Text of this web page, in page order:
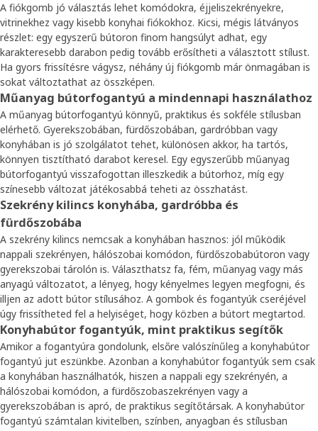
A fiókgomb jó választás lehet komódokra, éjjeliszekrényekre,
vitrinekhez vagy kisebb konyhai fiókokhoz. Kicsi, mégis látványos
részlet: egy egyszerű bútoron finom hangsúlyt adhat, egy
karakteresebb darabon pedig tovább erősítheti a választott stílust.
Ha gyors frissítésre vágysz, néhány új fiókgomb már önmagában is
sokat változtathat az összképen.
Műanyag bútorfogantyú a mindennapi használathoz
A műanyag bútorfogantyú könnyű, praktikus és sokféle stílusban
elérhető. Gyerekszobában, fürdőszobában, gardróbban vagy
konyhában is jó szolgálatot tehet, különösen akkor, ha tartós,
könnyen tisztítható darabot keresel. Egy egyszerűbb műanyag
bútorfogantyú visszafogottan illeszkedik a bútorhoz, míg egy
színesebb változat játékosabbá teheti az összhatást.
Szekrény kilincs konyhába, gardróbba és
fürdőszobába
A szekrény kilincs nemcsak a konyhában hasznos: jól működik
nappali szekrényen, hálószobai komódon, fürdőszobabútoron vagy
gyerekszobai tárolón is. Választhatsz fa, fém, műanyag vagy más
anyagú változatot, a lényeg, hogy kényelmes legyen megfogni, és
illjen az adott bútor stílusához. A gombok és fogantyúk cseréjével
úgy frissítheted fel a helyiséget, hogy közben a bútort megtartod.
Konyhabútor fogantyúk, mint praktikus segítők
Amikor a fogantyúra gondolunk, elsőre valószínűleg a konyhabútor
fogantyú jut eszünkbe. Azonban a konyhabútor fogantyúk sem csak
a konyhában használhatók, hiszen a nappali egy szekrényén, a
hálószobai komódon, a fürdőszobaszekrényen vagy a
gyerekszobában is apró, de praktikus segítőtársak. A konyhabútor
fogantyú számtalan kivitelben, színben, anyagban és stílusban